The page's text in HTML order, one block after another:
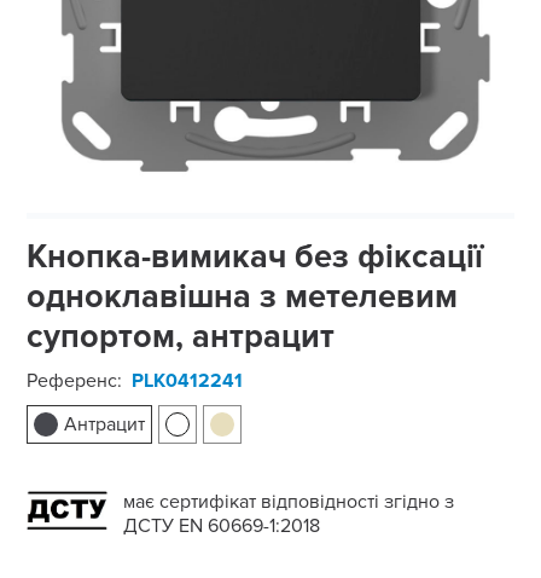
Кнопка-вимикач без фіксації
одноклавішна з метелевим
супортом, антрацит
Референс: PLK0412241
Антрацит
має сертифікат відповідності згідно з
ДСТУ EN 60669-1:2018